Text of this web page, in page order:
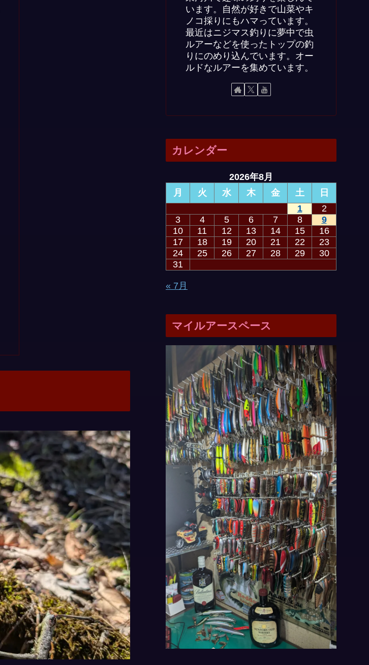
います。自然が好きで山菜やキ
ノコ採りにもハマっています。
最近はニジマス釣りに夢中で虫
ルアーなどを使ったトップの釣
りにのめり込んでいます。オー
ルドなルアーを集めています。
カレンダー
2026年8月
月
火 水 木 金 土
日
1
2
3
4 5 6 7 8
9
10
11 12 13 14 15
16
17
18 19 20 21 22
23
24
25 26 27 28 29
30
31
« 7月
マイルアースペース